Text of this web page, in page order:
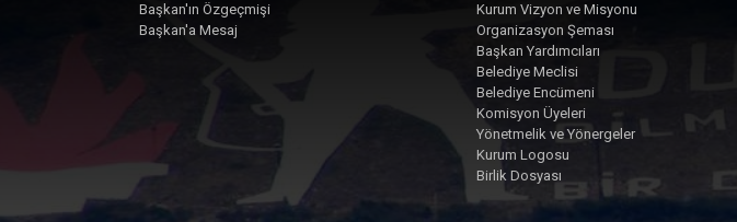
Başkan'ın Özgeçmişi
Başkan'a Mesaj
Kurum Vizyon ve Misyonu
Organizasyon Şeması
Başkan Yardımcıları
Belediye Meclisi
Belediye Encümeni
Komisyon Üyeleri
Yönetmelik ve Yönergeler
Kurum Logosu
Birlik Dosyası